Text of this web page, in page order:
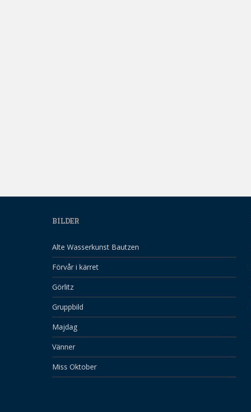
BILDER
Alte Wasserkunst Bautzen
Förvår i kärret
Görlitz
Gruppbild
Majdag
Vänner
Miss Oktober